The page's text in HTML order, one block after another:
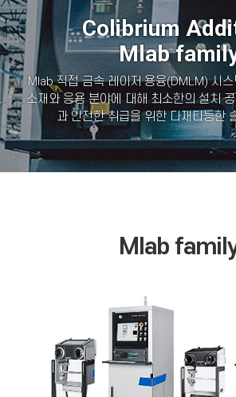
Colibrium
Mlab
Mlab 직접 금속 레이저 용융(DMLM) 시
소재와 응용 분야에 대해 최소한의 설치
과 안전한 취급을 위한 다재다능한
Mlab